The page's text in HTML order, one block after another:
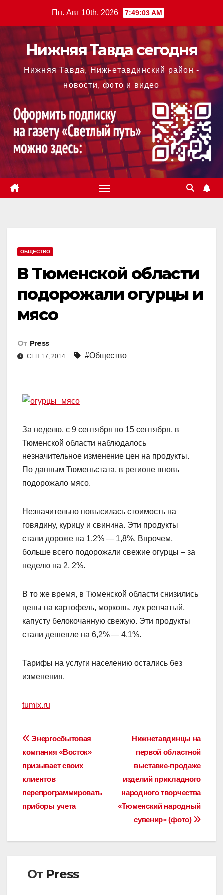
содержимому
Пн. Авг 10th, 2026 7:49:03 AM
Нижняя Тавда сегодня
Нижняя Тавда, Нижнетавдинский район -
новости, фото и видео
ОБЩЕСТВО
В Тюменской области
подорожали огурцы и
мясо
От Press
СЕН 17, 2014 #Общество
За неделю, с 9 сентября по 15 сентября, в
Тюменской области наблюдалось
незначительное изменение цен на продукты.
По данным Тюменьстата, в регионе вновь
подорожало мясо.
Незначительно повысилась стоимость на
говядину, курицу и свинина. Эти продукты
стали дороже на 1,2% — 1,8%. Впрочем,
больше всего подорожали свежие огурцы – за
неделю на 2, 2%.
В то же время, в Тюменской области снизились
цены на картофель, морковь, лук репчатый,
капусту белокочанную свежую. Эти продукты
стали дешевле на 6,2% — 4,1%.
Тарифы на услуги населению остались без
изменения.
tumix.ru
Навигация
по
записям
Нижнетавдинцы на
первой областной
выставке-продаже
изделий прикладного
народного творчества
«Тюменский народный
сувенир» (фото)
Энергосбытовая
компания «Восток»
призывает своих
клиентов
перепрограммировать
приборы учета
От Press